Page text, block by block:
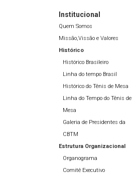
Institucional
Quem Somos
Missão,Vissão e Valores
Histórico
Histórico Brasileiro
Linha do tempo Brasil
Histórico do Tênis de Mesa
Linha do Tempo do Tênis de
Mesa
Galeria de Presidentes da
CBTM
Estrutura Organizacional
Organograma
Comitê Executivo